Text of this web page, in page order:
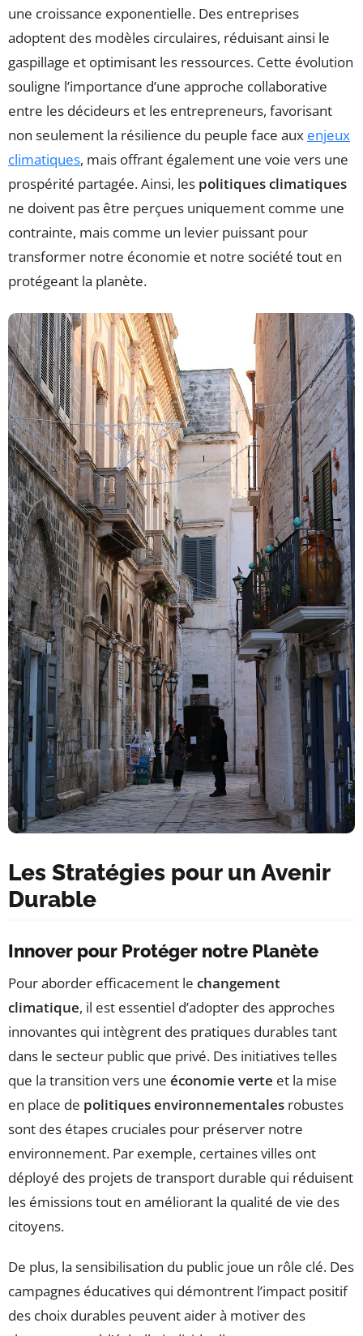
une croissance exponentielle. Des entreprises
adoptent des modèles circulaires, réduisant ainsi le
gaspillage et optimisant les ressources. Cette évolution
souligne l’importance d’une approche collaborative
entre les décideurs et les entrepreneurs, favorisant
non seulement la résilience du peuple face aux enjeux
climatiques, mais offrant également une voie vers une
prospérité partagée. Ainsi, les politiques climatiques
ne doivent pas être perçues uniquement comme une
contrainte, mais comme un levier puissant pour
transformer notre économie et notre société tout en
protégeant la planète.
Les Stratégies pour un Avenir
Durable
Innover pour Protéger notre Planète
Pour aborder efficacement le changement
climatique, il est essentiel d’adopter des approches
innovantes qui intègrent des pratiques durables tant
dans le secteur public que privé. Des initiatives telles
que la transition vers une économie verte et la mise
en place de politiques environnementales robustes
sont des étapes cruciales pour préserver notre
environnement. Par exemple, certaines villes ont
déployé des projets de transport durable qui réduisent
les émissions tout en améliorant la qualité de vie des
citoyens.
De plus, la sensibilisation du public joue un rôle clé. Des
campagnes éducatives qui démontrent l’impact positif
des choix durables peuvent aider à motiver des